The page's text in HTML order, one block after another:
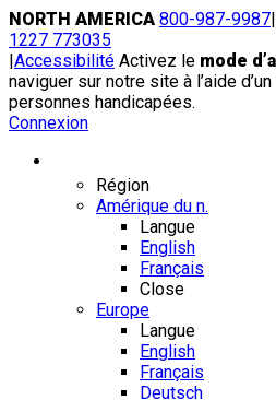
Skip
to
content
NORTH AMERICA 800-987-9987|
1227 773035
|Accessibilité Activez le mode
naviguer sur notre site à l’aide
personnes handicapées.
Connexion
Région
Amérique du n.
Langue
English
Français
Close
Europe
Langue
English
Français
Deutsch